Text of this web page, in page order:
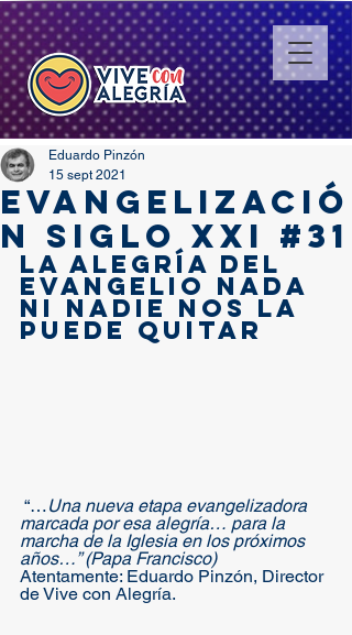
EVANGELIZACIÓ
N SIGLO XXI #31
Eduardo Pinzón
15 sept 2021
la alegría del
evangelio nada
ni nadie nos la
puede quitar
“…Una nueva etapa evangelizadora
marcada por esa alegría… para la
marcha de la Iglesia en los próximos
años…” (Papa Francisco)
Atentamente: Eduardo Pinzón, Director
de Vive con Alegría.